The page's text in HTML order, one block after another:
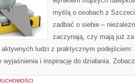
myślą o osobach z
zadbać o siebie –
zaczynają, czy mają już
ludzi z praktycznym podejściem:
wyjaśnienia i inspirację do działania.